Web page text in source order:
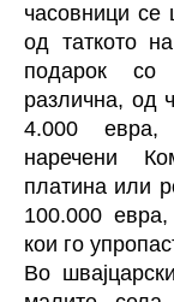
часовници се
од таткото
подарок со
различна, од
4.000 евра,
наречени
платина или
100.000
кои го
Во